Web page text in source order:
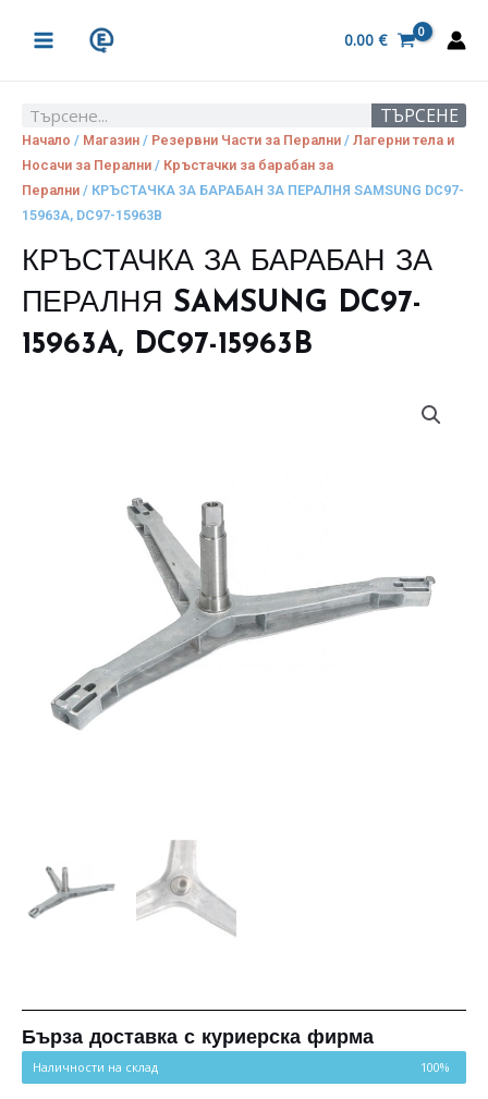
MENU
0.00 €
Search ТЪРСЕНЕ
Начало / Магазин / Резервни Части за Перални / Лагерни тела и
Носачи за Перални / Кръстачки за барабан за
Перални / КРЪСТАЧКА ЗА БАРАБАН ЗА ПЕРАЛНЯ SAMSUNG DC97-
15963A, DC97-15963B
КРЪСТАЧКА ЗА БАРАБАН ЗА
ПЕРАЛНЯ SAMSUNG DC97-
15963A, DC97-15963B
Бърза доставка с куриерска фирма
Наличности на склад 100%